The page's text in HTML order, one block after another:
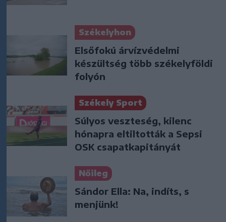
Székelyhon
Elsőfokú árvízvédelmi
készültség több székelyföldi
folyón
Székely Sport
Súlyos veszteség, kilenc
hónapra eltiltották a Sepsi
OSK csapatkapitányát
Nőileg
Sándor Ella: Na, indíts, s
menjünk!